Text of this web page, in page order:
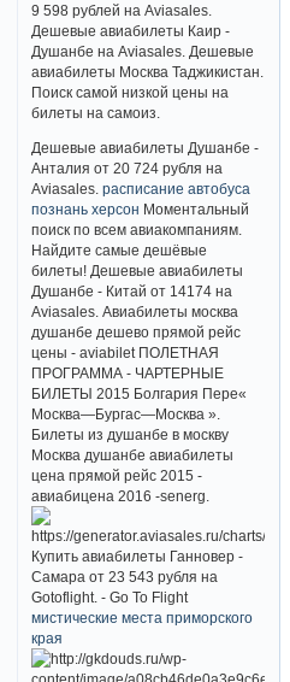
9 598 рублей на Aviasales.
Дешевые авиабилеты Каир -
Душанбе на Aviasales. Дешевые
авиабилеты Москва Таджикистан.
Поиск самой низкой цены на
билеты на самоиз.
Дешевые авиабилеты Душанбе -
Анталия от 20 724 рубля на
Aviasales.расписание автобуса
познань херсон Моментальный
поиск по всем авиакомпаниям.
Найдите самые дешёвые
билеты! Дешевые авиабилеты
Душанбе - Китай от 14174 на
Aviasales. Авиабилеты москва
душанбе дешево прямой рейс
цены - aviabilet ПОЛЕТНАЯ
ПРОГРАММА - ЧАРТЕРНЫЕ
БИЛЕТЫ 2015 Болгария Пере«
Москва—Бургас—Москва ».
Билеты из душанбе в москву
Москва душанбе авиабилеты
цена прямой рейс 2015 -
авиабицена 2016 -senerg.
Купить авиабилеты Ганновер -
Самара от 23 543 рубля на
Gotoflight. - Go To Flight
мистические места приморского
края